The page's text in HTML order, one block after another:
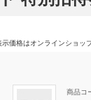
価格はオンラインショッ
商品コ